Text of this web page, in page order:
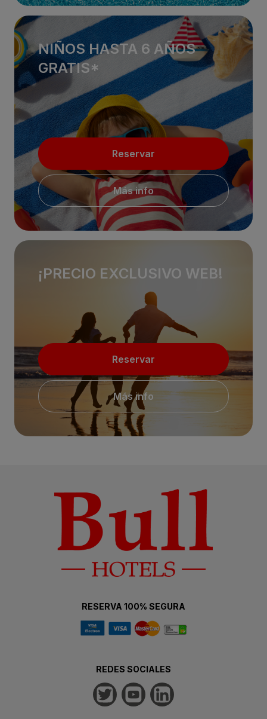
NIÑOS HASTA 6 AÑOS
GRATIS*
Reservar
Más info
¡PRECIO EXCLUSIVO WEB!
Reservar
Más info
RESERVA 100% SEGURA
REDES SOCIALES